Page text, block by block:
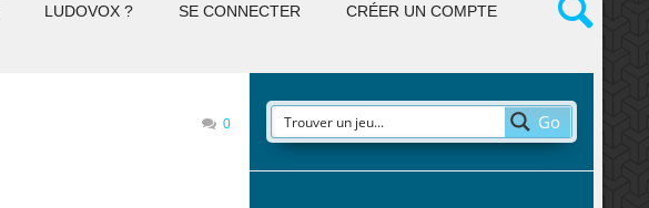
LUDOVOX ? SE CONNECTER CRÉER UN COMPTE
0 Go